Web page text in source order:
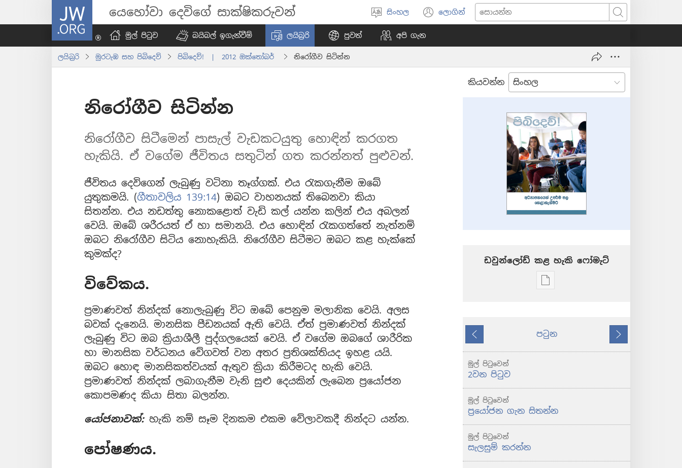
JW.ORG යෙහෝවා දෙවිගේ සාක්ෂිකරුවන්
භාෂාව
තෝරන්න
සිංහල ලොගින්
(opens
new
සොයන්න
මුල් පිටුව බයිබල් ඉගැන්වීම් ලයිබ්‍රරි පුවත් අපි ගැන
ලයිබ්‍රරි මුරටැඹ සහ පිබිදෙව් පිබිදෙව්! | 2012 ඔක්තෝබර් නිරෝගීව සිටින්න
කියවන්න
නිරෝගීව සිටින්න
නිරෝගීව සිටීමෙන් පාසැල් වැඩකටයුතු හොඳින් කරගත
හැකියි. ඒ වගේම ජීවිතය සතුටින් ගත කරන්නත් පුළුවන්.
ජීවිතය දෙවිගෙන් ලැබුණු වටිනා තෑග්ගක්. එය රැකගැනීම ඔබේ
යුතුකමයි. (ගීතාවලිය 139:14) ඔබට වාහනයක් තිබෙනවා කියා
සිතන්න. එය නඩත්තු නොකළොත් වැඩි කල් යන්න කලින් එය අබලන්
වෙයි. ඔබේ ශරීරයත් ඒ හා සමානයි. එය හොඳින් රැකගත්තේ නැත්නම්
ඔබට නිරෝගීව සිටිය නොහැකියි. නිරෝගීව සිටීමට ඔබට කළ හැක්කේ
කුමක්ද?
විවේකය.
ප්‍රමාණවත් නින්දක් නොලැබුණු විට ඔබේ පෙනුම මලානික වෙයි. අලස
බවක් දැනෙයි. මානසික පීඩනයක් ඇති වෙයි. ඒත් ප්‍රමාණවත් නින්දක්
ලැබුණු විට ඔබ ක්‍රියාශීලී පුද්ගලයෙක් වෙයි. ඒ වගේම ඔබගේ ශාරීරික
හා මානසික වර්ධනය වේගවත් වන අතර ප්‍රතිශක්තියද ඉහළ යයි.
ඔබට හොඳ මානසිකත්වයක් ඇතුව ක්‍රියා කිරීමටද හැකි වෙයි.
ප්‍රමාණවත් නින්දක් ලබාගැනීම වැනි සුළු දෙයකින් ලැබෙන ප්‍රයෝජන
කොපමණද කියා සිතා බලන්න.
යෝජනාවක්: හැකි නම් සෑම දිනකම එකම වේලාවකදී නින්දට යන්න.
පෝෂණය.
ඩවුන්ලෝඩ් කළ හැකි ‍‍ෆෝමැට්
ප්‍රකාශන
ක්‍රම
කලින්
පටුන
ඊළඟ
මුල් පිටුවෙන්
2වන පිටුව
මුල් පිටුවෙන්
ප්‍රයෝජන ගැන සිතන්න
මුල් පිටුවෙන්
සැලසුම් කරන්න